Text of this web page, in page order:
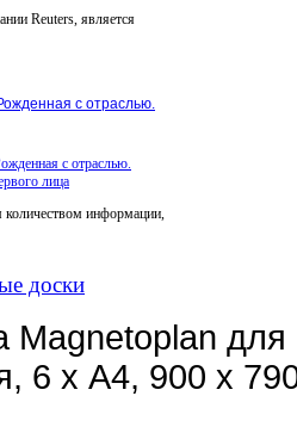
Reuters, является
с отраслью.
количеством информации,
доски
Magnetoplan для
6 х А4, 900 х